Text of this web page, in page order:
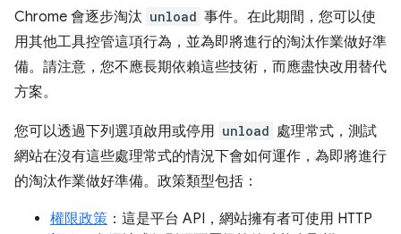
Chrome 會逐步淘汰 unload 事件。在此期間，您可以使
用其他工具控管這項行為，並為即將進行的淘汰作業做好準
備。請注意，您不應長期依賴這些技術，而應盡快改用替代
方案。
您可以透過下列選項啟用或停用 unload 處理常式，測試
網站在沒有這些處理常式的情況下會如何運作，為即將進行
的淘汰作業做好準備。政策類型包括：
權限政策 ：這是平台 API，網站擁有者可使用 HTTP